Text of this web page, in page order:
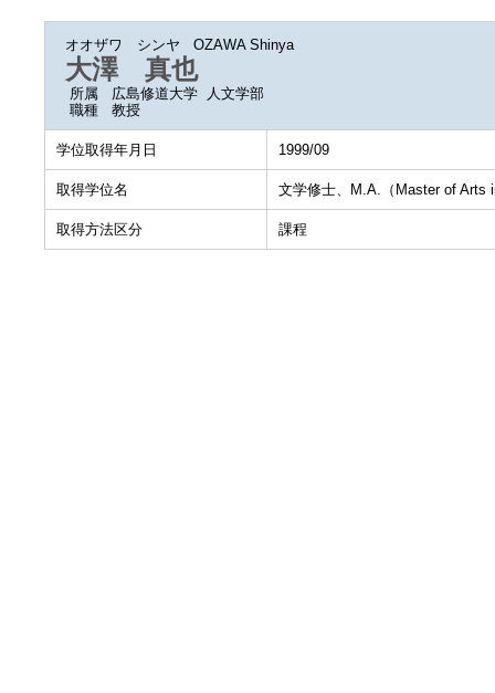
オオザワ シンヤ OZAWA Shinya
大澤 真也
所属
広島修道大学 人文学部
職種
教授
学位取得年月日 1999/09
取得学位名 文学修士、M.A.（Master of Arts
取得方法区分 課程